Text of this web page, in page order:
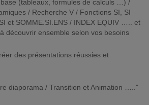
(tableaux, formules de calculs …) /
/ Recherche V / Fonctions SI, SI
et SOMME.SI.ENS / INDEX EQUIV ….. et
découvrir ensemble selon vos besoins
des présentations réussies et
diaporama / Transition et Animation ….."